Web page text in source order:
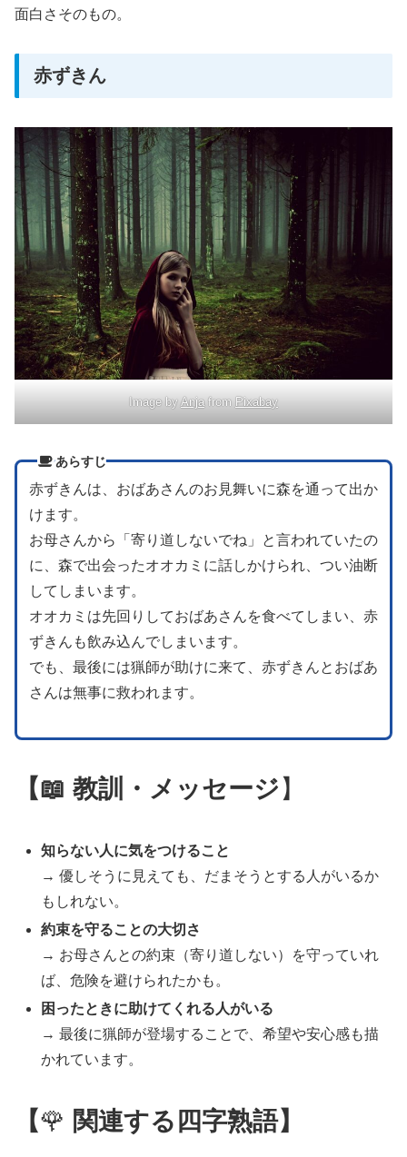
面白さそのもの。
赤ずきん
Image byAnjafrom Pixabay
あらすじ
赤ずきんは、おばあさんのお見舞いに森を通って出か
けます。
お母さんから「寄り道しないでね」と言われていたの
に、森で出会ったオオカミに話しかけられ、つい油断
してしまいます。
オオカミは先回りしておばあさんを食べてしまい、赤
ずきんも飲み込んでしまいます。
でも、最後には猟師が助けに来て、赤ずきんとおばあ
さんは無事に救われます。
【📖 教訓・メッセージ 】
知らない人に気をつけること
→ 優しそうに見えても、だまそうとする人がいるか
もしれない。
約束を守ることの大切さ
→ お母さんとの約束（寄り道しない）を守っていれ
ば、危険を避けられたかも。
困ったときに助けてくれる人がいる
→ 最後に猟師が登場することで、希望や安心感も描
かれています。
【🌹 関連する四字熟語】